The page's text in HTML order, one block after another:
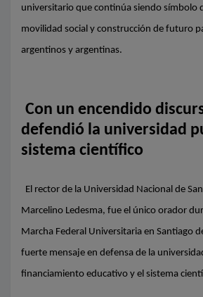
universitario que continúa siendo símbolo
movilidad social y construcción de futuro
argentinos y argentinas.
Con un encendido
defendió la universidad
sistema científico
El rector de la Universidad Nacional de
Marcelino Ledesma, fue el único orador
Marcha Federal Universitaria en Santiago
fuerte mensaje en defensa de la
financiamiento educativo y el sistema